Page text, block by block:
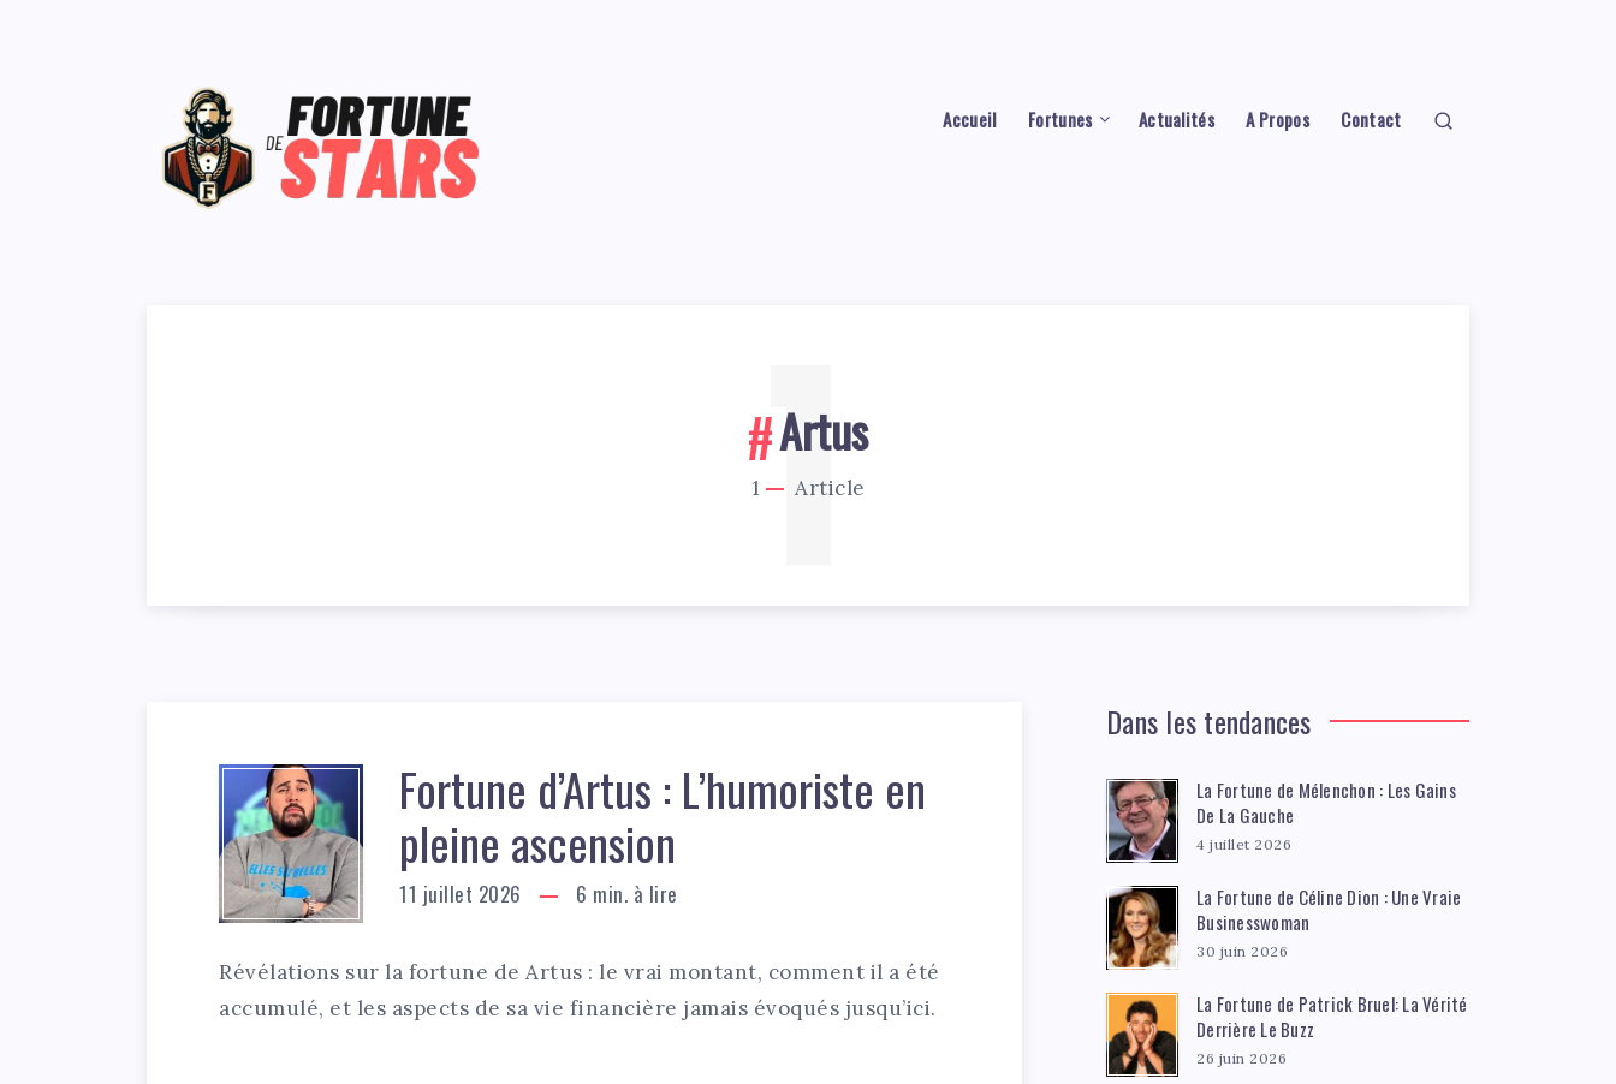
Accueil Fortunes Actualités A Propos Contact
Artus
1 Article
1
Fortune d’Artus : L’humoriste en
pleine ascension
11 juillet 2026 6 min. à lire
Révélations sur la fortune de Artus : le vrai montant, comment il a été
accumulé, et les aspects de sa vie financière jamais évoqués jusqu’ici.
Dans les tendances
La Fortune de Mélenchon : Les Gains
De La Gauche
4 juillet 2026
La Fortune de Céline Dion : Une Vraie
Businesswoman
30 juin 2026
La Fortune de Patrick Bruel: La Vérité
Derrière Le Buzz
26 juin 2026